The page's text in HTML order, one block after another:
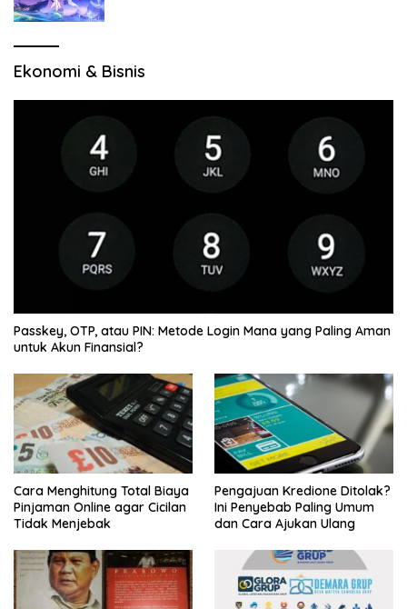
Ekonomi & Bisnis
Passkey, OTP, atau PIN: Metode Login Mana yang Paling Aman
untuk Akun Finansial?
Cara Menghitung Total Biaya
Pinjaman Online agar Cicilan
Tidak Menjebak
Pengajuan Kredione Ditolak?
Ini Penyebab Paling Umum
dan Cara Ajukan Ulang